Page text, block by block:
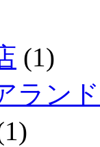
(1)
ランド